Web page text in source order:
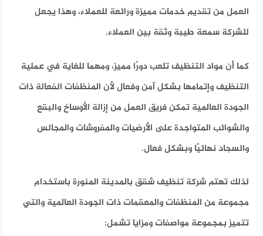
العمل من تقديم خدمات مميزة ورائعة للعملاء، وهذا يجعل
للشركة سمعة طيبة وثقة بين العملاء.
كما أن مواد التنظيف تلعب دورًا مميز، ومهما للغاية في عملية
التنظيف وإتمامها بشكل آمن وفعال لأن المنظفات الفعالة ذات
الجودة العالمية تمكن فريق العمل من إزالة الأوساخ والبقع
والشوائب المتواجدة على الأرضيات والمفروشات والمجالس
والسجاد نهائيًا وبشكل فعال.
لذلك تهتم شركة تنظيف شقق بالمدينة المنورة باستخدام
مجموعة من المنظفات والمعقمات ذات الجودة العالمية والتي
تتميز بمجموعة مواصفات ومزايا تشمل: